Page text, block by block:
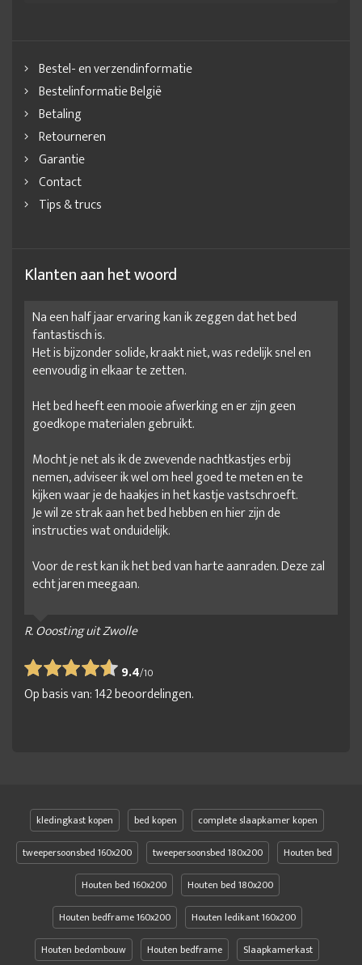
Bestel- en verzendinformatie
Bestelinformatie België
Betaling
Retourneren
Garantie
Contact
Tips & trucs
Klanten aan het woord
Na een half jaar ervaring kan ik zeggen dat het bed
fantastisch is.
Het is bijzonder solide, kraakt niet, was redelijk snel en
eenvoudig in elkaar te zetten.
Het bed heeft een mooie afwerking en er zijn geen
goedkope materialen gebruikt.
Mocht je net als ik de zwevende nachtkastjes erbij
nemen, adviseer ik wel om heel goed te meten en te
kijken waar je de haakjes in het kastje vastschroeft.
Je wil ze strak aan het bed hebben en hier zijn de
instructies wat onduidelijk.
Voor de rest kan ik het bed van harte aanraden. Deze zal
echt jaren meegaan.
R. Ooosting uit Zwolle
9.4/10
Op basis van:142beoordelingen.
kledingkast kopen bed kopen
complete slaapkamer kopen
tweepersoonsbed 160x200
tweepersoonsbed 180x200
Houten bed
Houten bed 160x200
Houten bed 180x200
Houten bedframe 160x200
Houten ledikant 160x200
Houten bedombouw
Houten bedframe Slaapkamerkast